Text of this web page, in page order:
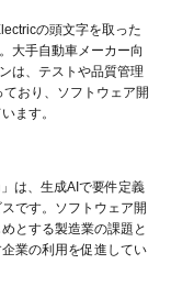
の頭文字を取った
大手自動車メーカー向
は、テストや品質管理
おり、ソフトウェア開
ます。
は、生成AIで要件定義
です。ソフトウェア開
とする製造業の課題と
業の利用を促進してい